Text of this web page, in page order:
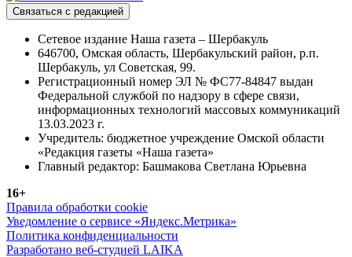
Связаться с редакцией
Сетевое издание Наша газета – Шербакуль
646700, Омская область, Шербакульский район, р.п.
Шербакуль, ул Советская, 99.
Регистрационный номер ЭЛ № ФС77-84847 выдан
Федеральной службой по надзору в сфере связи,
информационных технологий массовых коммуникаций
13.03.2023 г.
Учредитель: бюджетное учреждение Омской области
«Редакция газеты «Наша газета»
Главный редактор: Башмакова Светлана Юрьевна
16+
Правила обработки cookie
Уведомление о сервисе «Яндекс.Метрика»
Политика конфиденциальности
Разработано веб-студией LAIKA